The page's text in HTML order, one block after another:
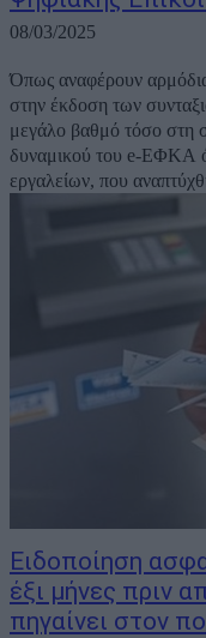
08/03/2025
Όπως αναφέρουν
στην έκδοση των
μεγάλο βαθμό τόσο στη
δυναμικού του e-ΕΦΚΑ
εργαλείων, που
Ειδοποίηση
έξι μήνες πριν
πηγαίνει στον